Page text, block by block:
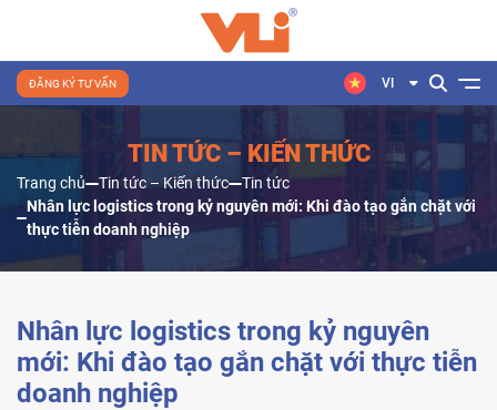
ĐĂNG KÝ TƯ VẤN VI
TIN TỨC – KIẾN THỨC
Trang chủ Tin tức – Kiến thức
Tin tức
Nhân lực logistics trong kỷ nguyên mới: Khi đào tạo gắn chặt với
thực tiễn doanh nghiệp
Nhân lực logistics trong kỷ nguyên
mới: Khi đào tạo gắn chặt với thực tiễn
doanh nghiệp